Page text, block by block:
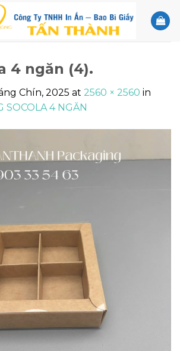
4 ngăn (4).
Chín, 2025 at 2560 × 2560 in
SOCOLA 4 NGĂN